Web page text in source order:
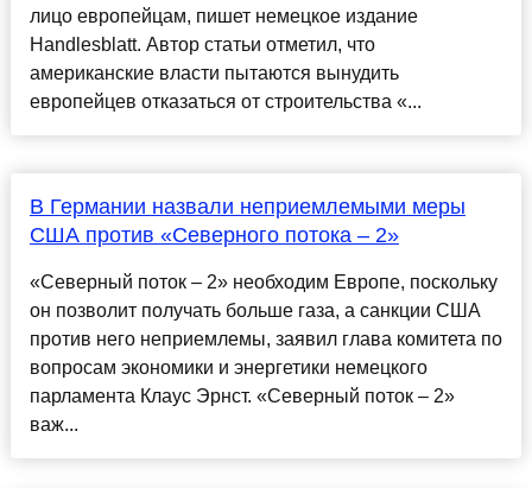
лицо европейцам, пишет немецкое издание
Handlesblatt. Автор статьи отметил, что
американские власти пытаются вынудить
европейцев отказаться от строительства «...
В Германии назвали неприемлемыми меры
США против «Северного потока – 2»
«Северный поток – 2» необходим Европе, поскольку
он позволит получать больше газа, а санкции США
против него неприемлемы, заявил глава комитета по
вопросам экономики и энергетики немецкого
парламента Клаус Эрнст. «Северный поток – 2»
важ...